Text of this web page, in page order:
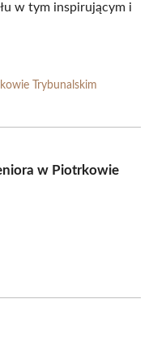
w tym inspirującym i
Trybunalskim
w Piotrkowie